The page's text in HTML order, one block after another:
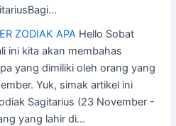
ZODIAK APA Hello Sobat
ini kita akan membahas
yang dimiliki oleh orang yang
Yuk, simak artikel ini
Sagitarius (23 November -
yang lahir di…